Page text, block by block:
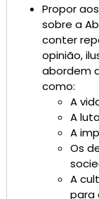
Propor
sobre a
conter
opinião,
abordem
como:
A
A
A
Os
A
para